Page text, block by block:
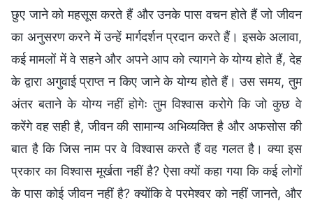
छुए जाने को महसूस करते हैं और उनके पास वचन होते हैं जो जीवन
का अनुसरण करने में उन्हें मार्गदर्शन प्रदान करते हैं। इसके अलावा,
कई मामलों में वे सहने और अपने आप को त्यागने के योग्य होते हैं, देह
के द्वारा अगुवाई प्राप्त न किए जाने के योग्य होते हैं। उस समय, तुम
अंतर बताने के योग्य नहीं होगेः तुम विश्वास करोगे कि जो कुछ वे
करेंगे वह सही है, जीवन की सामान्य अभिव्यक्ति है और अफसोस की
बात है कि जिस नाम पर वे विश्वास करते हैं वह गलत है। क्या इस
प्रकार का विश्वास मूर्खता नहीं है? ऐसा क्यों कहा गया कि कई लोगों
के पास कोई जीवन नहीं है? क्योंकि वे परमेश्वर को नहीं जानते, और